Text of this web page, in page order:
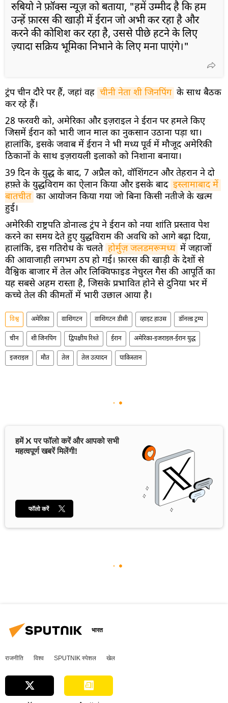
रुबियो ने फ़ॉक्स न्यूज़ को बताया, "हमें उम्मीद है कि हम
उन्हें फ़ारस की खाड़ी में ईरान जो अभी कर रहा है और
करने की कोशिश कर रहा है, उससे पीछे हटने के लिए
ज़्यादा सक्रिय भूमिका निभाने के लिए मना पाएंगे।"
ट्रंप चीन दौरे पर हैं, जहां वह चीनी नेता शी जिनपिंग के साथ बैठक
कर रहे हैं।
28 फरवरी को, अमेरिका और इज़राइल ने ईरान पर हमले किए
जिसमें ईरान को भारी जान माल का नुकसान उठाना पड़ा था।
हालांकि, इसके जवाब में ईरान ने भी मध्य पूर्व में मौजूद अमेरिकी
ठिकानों के साथ इज़रायली इलाको को निशाना बनाया।
39 दिन के युद्ध के बाद, 7 अप्रैल को, वॉशिंगटन और तेहरान ने दो
हफ़्ते के युद्धविराम का ऐलान किया और इसके बाद इस्लामाबाद में
बातचीत का आयोजन किया गया जो बिना किसी नतीजे के खत्म
हुई।
अमेरिकी राष्ट्रपति डोनाल्ड ट्रंप ने ईरान को नया शांति प्रस्ताव पेश
करने का समय देते हुए युद्धविराम की अवधि को आगे बढ़ा दिया,
हालांकि, इस गतिरोध के चलते होर्मुज़ जलडमरूमध्य में जहाजों
की आवाजाही लगभग ठप हो गई। फ़ारस की खाड़ी के देशों से
वैश्विक बाजार में तेल और लिक्विफाइड नेचुरल गैस की आपूर्ति का
यह सबसे अहम रास्ता है, जिसके प्रभावित होने से दुनिया भर में
कच्चे तेल की कीमतों में भारी उछाल आया है।
विश्व अमेरिका वाशिंगटन वाशिंगटन डीसी व्हाइट हाउस डॉनल्ड ट्रम्प
चीन शी जिनपिंग द्विपक्षीय रिश्ते ईरान अमेरिका-इजराइल-ईरान युद्ध
इजराइल मौत तेल तेल उत्पादन पाकिस्तान
हमें X पर फॉलो करें और आपको सभी
महत्वपूर्ण खबरें मिलेंगी!
फॉलो करें
भारत
राजनीति विश्व SPUTNIK स्पेशल खेल